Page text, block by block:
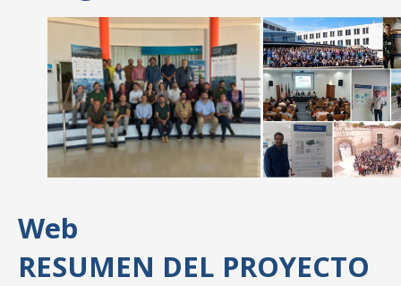
Web
RESUMEN DEL PROYECTO